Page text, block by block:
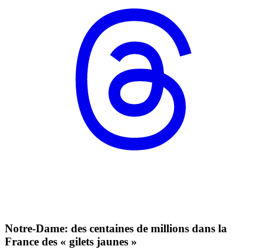
Notre-Dame: des centaines de millions dans la
France des « gilets jaunes »